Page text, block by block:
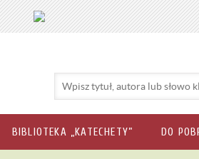
BIBLIOTEKA „KATECHETY” DO